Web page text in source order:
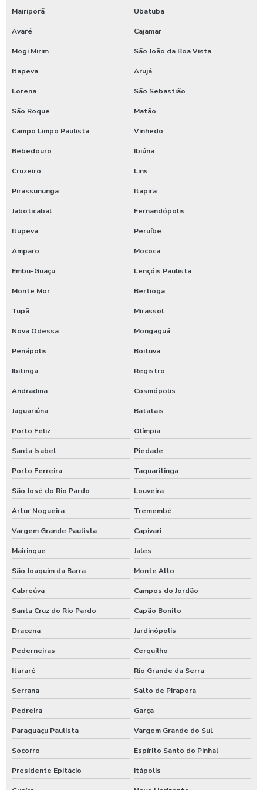
Empresa de limpeza de hospitais
Empresa terceirizada de limpeza em hospitais
Lavagem garagem
Limpeza de clínica
Limpeza de clinicas e consultórios
Limpeza de fachada com hidrojateamento
Limpeza de fachada comercial
Limpeza de fachada condominio
Limpeza de fachada de acm
Limpeza de fachada predial
Limpeza de fachada predial vidros
Limpeza de fachadas de prédios
Limpeza de toldos e fachadas
Limpeza de vidros e fachadas
Limpeza de vidros em altura
Limpeza de vidros em altura campinas
Limpeza em hospitais
Serviço de limpeza em hospitais
Limpeza em hospitais em sp
Empresa de instalação elétrica
Empresa de instalação elétrica em sp
Empresa de instalação elétrica industrial
Empresa de instalação elétrica predial
Serviços de manutenção civil
Serviços de manutenção hidráulica
Serviços de manutenção predial
Serviços de manutenção predial em são paulo
Serviços de manutenção predial em sp
Mairiporã Ubatuba
Avaré Cajamar
Mogi Mirim São João da Boa Vista
Itapeva Arujá
Lorena São Sebastião
São Roque Matão
Campo Limpo Paulista Vinhedo
Bebedouro Ibiúna
Cruzeiro Lins
Pirassununga Itapira
Jaboticabal Fernandópolis
Itupeva Peruíbe
Amparo Mococa
Embu-Guaçu Lençóis Paulista
Monte Mor Bertioga
Tupã Mirassol
Nova Odessa Mongaguá
Penápolis Boituva
Ibitinga Registro
Andradina Cosmópolis
Jaguariúna Batatais
Porto Feliz Olímpia
Santa Isabel Piedade
Porto Ferreira Taquaritinga
São José do Rio Pardo Louveira
Artur Nogueira Tremembé
Vargem Grande Paulista Capivari
Mairinque Jales
São Joaquim da Barra Monte Alto
Cabreúva Campos do Jordão
Santa Cruz do Rio Pardo Capão Bonito
Dracena Jardinópolis
Pederneiras Cerquilho
Itararé Rio Grande da Serra
Serrana Salto de Pirapora
Pedreira Garça
Paraguaçu Paulista Vargem Grande do Sul
Socorro Espírito Santo do Pinhal
Presidente Epitácio Itápolis